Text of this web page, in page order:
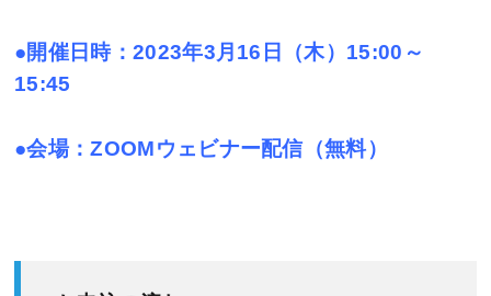
●開催日時：2023年3月16日（木）15:00～
15:45
●会場：ZOOMウェビナー配信（無料）